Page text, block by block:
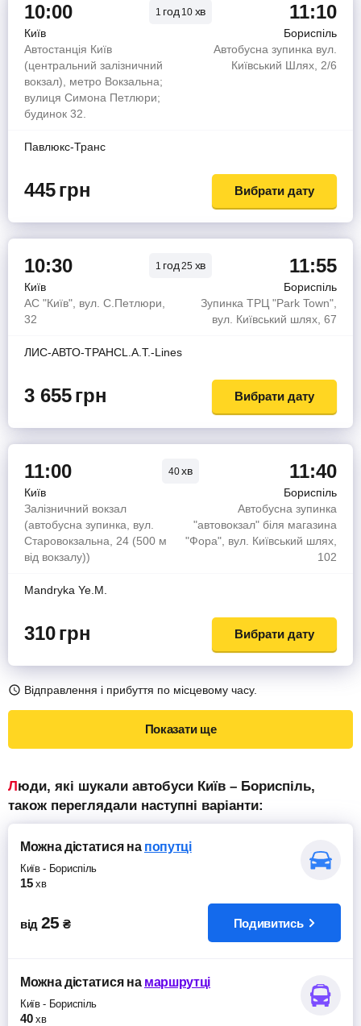
10:00 1 год10 хв 11:10
Київ
Бориспіль
Автостанція Київ
(центральний залізничний
вокзал), метро Вокзальна;
вулиця Симона Петлюри;
будинок 32.
Автобусна зупинка вул.
Київський Шлях, 2/6
Павлюкс-Транс
445грн Вибрати дату
10:30 1 год25 хв 11:55
Київ
Бориспіль
АС "Київ", вул. С.Петлюри,
32
Зупинка ТРЦ "Park Town",
вул. Київський шлях, 67
ЛИС-АВТО-ТРАНСL.A.T.-Lines
3 655грн Вибрати дату
11:00 40хв 11:40
Київ
Бориспіль
Залізничний вокзал
(автобусна зупинка, вул.
Старовокзальна, 24 (500 м
від вокзалу))
Автобусна зупинка
"автовокзал" біля магазина
"Фора", вул. Київський шлях,
102
Mandryka Ye.M.
310грн Вибрати дату
Відправлення і прибуття по місцевому часу.
Показати ще
Люди, які шукали автобуси Київ – Бориспіль,
також переглядали наступні варіанти:
Можна дістатисяна попутці
Київ- Бориспіль
15 хв
від 25 ₴ Подивитись
Можна дістатисяна маршрутці
Київ- Бориспіль
40 хв